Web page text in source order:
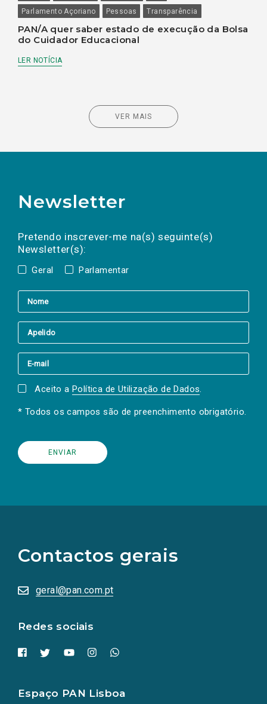
Parlamento Açoriano
Pessoas Transparência
PAN/A quer saber estado de execução da Bolsa
do Cuidador Educacional
LER NOTÍCIA
VER MAIS
Newsletter
Pretendo inscrever-me na(s) seguinte(s)
Newsletter(s):
Geral Parlamentar
a(s) newsletter(s).
mail
Aceito a Política de Utilização de Dados.
* Todos os campos são de preenchimento obrigatório.
Contactos gerais
geral@pan.com.pt
Redes sociais
redes
sociais
numa
nova
Espaço PAN Lisboa